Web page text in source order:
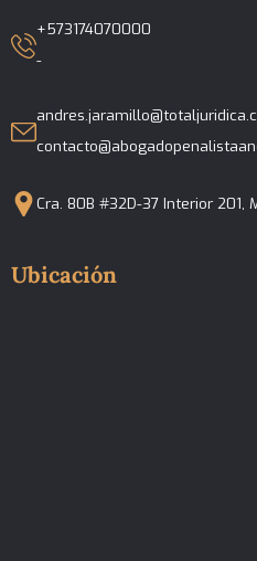
+573174070000
-
Cra. 80B #32D-37 Interior 201,
Ubicación